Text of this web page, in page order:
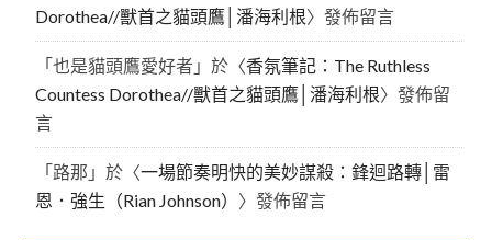
Dorothea//獸首之貓頭鷹│潘海利根〉發佈留言
「也是貓頭鷹愛好者」於〈香氛筆記：The Ruthless
Countess Dorothea//獸首之貓頭鷹│潘海利根〉發佈留
言
「路那 」於〈一場節奏明快的美妙謀殺：鋒迴路轉│雷
恩．強生（Rian Johnson） 〉發佈留言